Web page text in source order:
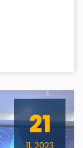
21
11, 2023